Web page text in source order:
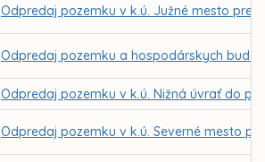
Odpredaj pozemku v k.ú. Južné mesto pre
Odpredaj pozemku a hospodárskych
Odpredaj pozemku v k.ú. Nižná úvrať do
Odpredaj pozemku v k.ú. Severné mesto